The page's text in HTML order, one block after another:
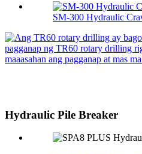
SM-300 Hydraulic
Hydraulic Pile Breaker